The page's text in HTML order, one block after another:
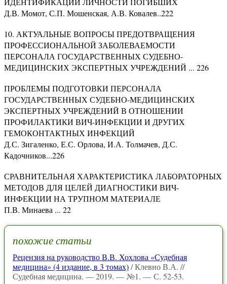
Д.В. Момот, С.П. Мошенская, А.В. Ковалев..222
10. АКТУАЛЬНЫЕ ВОПРОСЫ ПРЕДОТВРАЩЕНИЯ
ПРОФЕССИОНАЛЬНОЙ ЗАБОЛЕВАЕМОСТИ
ПЕРСОНАЛА ГОСУДАРСТВЕННЫХ СУДЕБНО-
МЕДИЦИНСКИХ ЭКСПЕРТНЫХ УЧРЕЖДЕНИЙ ... 226
ПРОБЛЕМЫ ПОДГОТОВКИ ПЕРСОНАЛА
ГОСУДАРСТВЕННЫХ СУДЕБНО-МЕДИЦИНСКИХ
ЭКСПЕРТНЫХ УЧРЕЖДЕНИЙ В ОТНОШЕНИИ
ПРОФИЛАКТИКИ ВИЧ-ИНФЕКЦИИ И ДРУГИХ
ГЕМОКОНТАКТНЫХ ИНФЕКЦИЙ
Д.С. Зигаленко, Е.С. Орлова, И.А. Толмачев, Д.С.
Кадочников...226
СРАВНИТЕЛЬНАЯ ХАРАКТЕРИСТИКА ЛАБОРАТОРНЫХ
МЕТОДОВ ДЛЯ ЦЕЛЕЙ ДИАГНОСТИКИ ВИЧ-
ИНФЕКЦИИ НА ТРУПНОМ МАТЕРИАЛЕ
П.В. Минаева ... 22
похожие статьи
Рецензия на руководство В.В. Хохлова «Судебная
медицина» (4 издание, в 3 томах)/ Клевно В.А. //
Судебная медицина. — 2019. — №1. — С. 52-53.